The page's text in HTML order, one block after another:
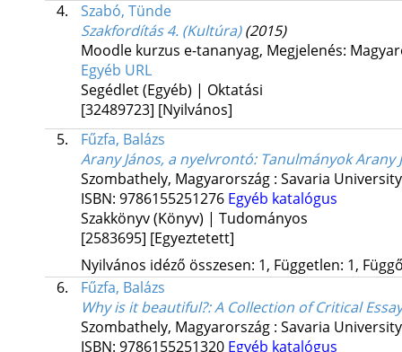
4.
Szabó, Tünde
Szakfordítás 4. (Kultúra) (2015)
Moodle kurzus e-tananyag, Megjelenés:
Egyéb URL
Segédlet (Egyéb) | Oktatási
[32489723] [Nyilvános]
5.
Fűzfa, Balázs
Arany János, a nyelvrontó: Tanulmányok Arany
Szombathely, Magyarország : Savaria
ISBN: 9786155251276 Egyéb katalógus
Szakkönyv (Könyv) | Tudományos
[2583695] [Egyeztetett]
Nyilvános idéző összesen: 1, Független: 1,
6.
Fűzfa, Balázs
Why is it beautiful?: A Collection of Critical
Szombathely, Magyarország : Savaria
ISBN: 9786155251320 Egyéb katalógus